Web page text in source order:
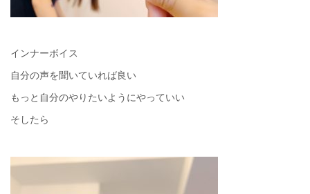
インナーボイス
自分の声を聞いていれば良い
もっと自分のやりたいようにやっていい
そしたら